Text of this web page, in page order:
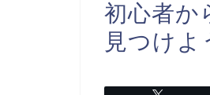
初心者か
見つけよ